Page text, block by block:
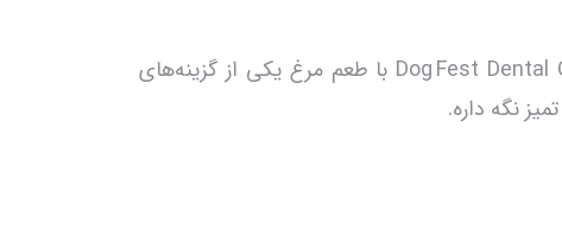
اگر دنبال یه تشویقی هستید که هم خوشمزه باشه و هم به سلامت دندان سگتون کمک کنه، Dog Fest Dental Chewy Roll با طعم مرغ یکی از گزینه‌های
نگه داره.